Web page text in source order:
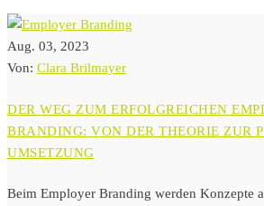
Aug. 03, 2023
Von: Clara Brilmayer
DER WEG ZUM ERFOLGREICHEN
BRANDING: VON DER THEORIE ZUR
UMSETZUNG
Beim Employer Branding werden Konzepte